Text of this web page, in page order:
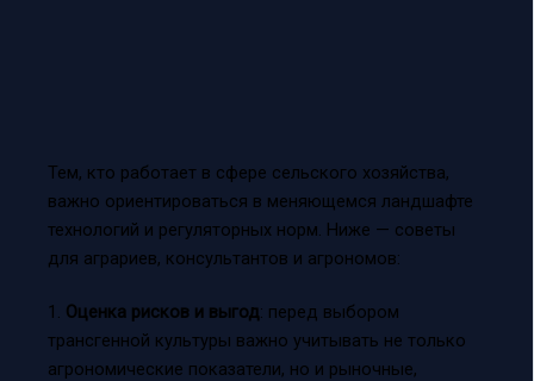
Тем, кто работает в сфере сельского хозяйства,
важно ориентироваться в меняющемся ландшафте
технологий и регуляторных норм. Ниже — советы
для аграриев, консультантов и агрономов:
1. Оценка рисков и выгод: перед выбором
трансгенной культуры важно учитывать не только
агрономические показатели, но и рыночные,